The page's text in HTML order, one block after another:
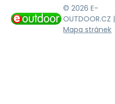
© 2026 E-
OUTDOOR.CZ |
Mapa stránek